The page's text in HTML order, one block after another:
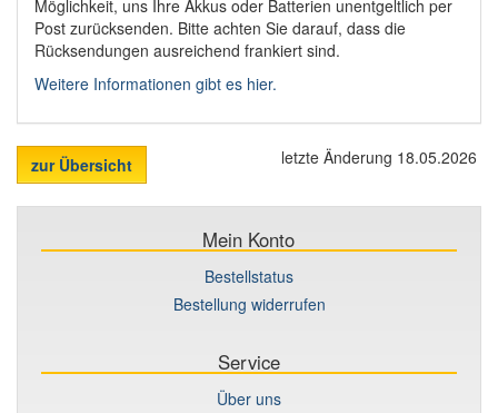
Möglichkeit, uns Ihre Akkus oder Batterien unentgeltlich per
Post zurücksenden. Bitte achten Sie darauf, dass die
Rücksendungen ausreichend frankiert sind.
Weitere Informationen gibt es hier.
zur Übersicht letzte Änderung 18.05.2026
Mein Konto
Bestellstatus
Bestellung widerrufen
Service
Über uns